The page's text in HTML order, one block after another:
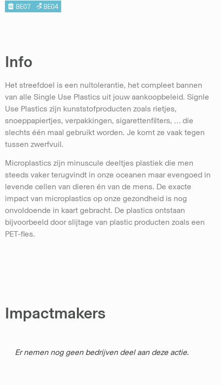
BE07 BE04
Info
Het streefdoel is een nultolerantie, het compleet bannen
van alle Single Use Plastics uit jouw aankoopbeleid. Signle
Use Plastics zijn kunststofproducten zoals rietjes,
snoeppapiertjes, verpakkingen, sigarettenfilters, … die
slechts één maal gebruikt worden. Je komt ze vaak tegen
tussen zwerfvuil.
Microplastics zijn minuscule deeltjes plastiek die men
steeds vaker terugvindt in onze oceanen maar evengoed in
levende cellen van dieren én van de mens. De exacte
impact van microplastics op onze gezondheid is nog
onvoldoende in kaart gebracht. De plastics ontstaan
bijvoorbeeld door slijtage van plastic producten zoals een
PET-fles.
Impactmakers
Er nemen nog geen bedrijven deel aan deze actie.